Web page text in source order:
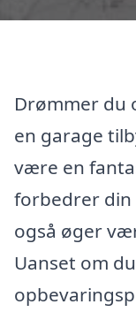
Drømmer du
en garage
være en
forbedrer din
også øger
Uanset om